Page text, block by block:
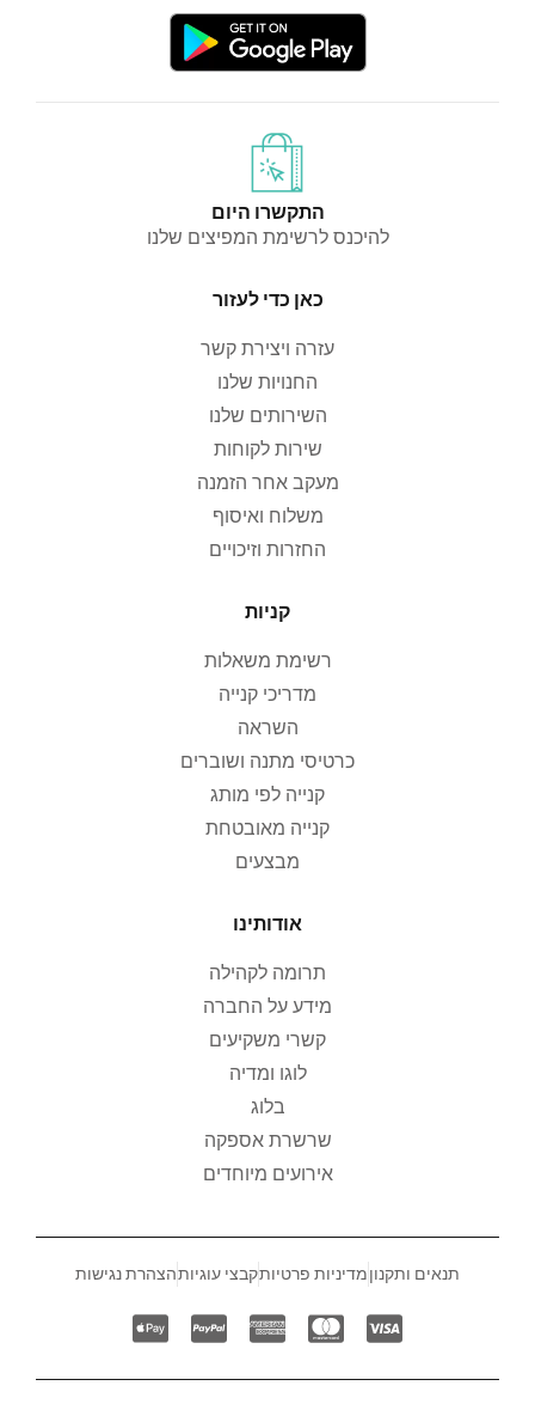
התקשרו היום
להיכנס לרשימת המפיצים שלנו
כאן כדי לעזור
עזרה ויצירת קשר
החנויות שלנו
השירותים שלנו
שירות לקוחות
מעקב אחר הזמנה
משלוח ואיסוף
החזרות וזיכויים
קניות
רשימת משאלות
מדריכי קנייה
השראה
כרטיסי מתנה ושוברים
קנייה לפי מותג
קנייה מאובטחת
מבצעים
אודותינו
תרומה לקהילה
מידע על החברה
קשרי משקיעים
לוגו ומדיה
בלוג
שרשרת אספקה
אירועים מיוחדים
תנאים ותקנוןמדיניות פרטיותקבצי עוגיותהצהרת נגישות